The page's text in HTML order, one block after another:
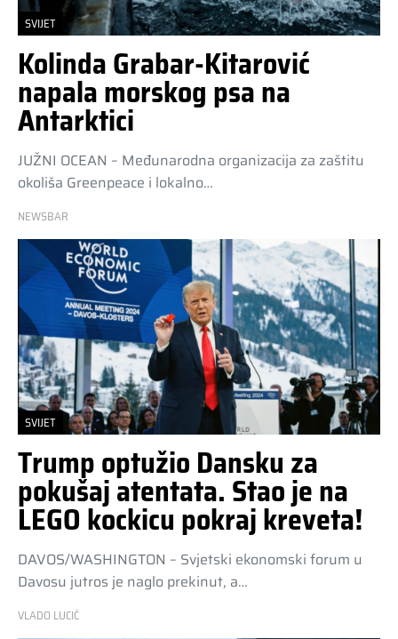
SVIJET
Kolinda Grabar-Kitarović
napala morskog psa na
Antarktici
JUŽNI OCEAN – Međunarodna organizacija za zaštitu
okoliša Greenpeace i lokalno…
NEWSBAR
SVIJET
Trump optužio Dansku za
pokušaj atentata. Stao je na
LEGO kockicu pokraj kreveta!
DAVOS/WASHINGTON – Svjetski ekonomski forum u
Davosu jutros je naglo prekinut, a…
VLADO LUCIĆ